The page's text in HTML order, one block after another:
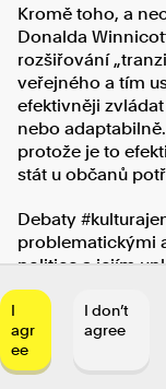
Kromě toho, a
Donalda
rozšiřování
veřejného a tím
efektivněji
nebo
protože je to
stát u občanů
Debaty
problematickými
politice a jejím
jednotlivými
politika, ale není
reality. Existuje
kulturní domy
vzájemně ignorují
I
agr
ee
I don’t
agree